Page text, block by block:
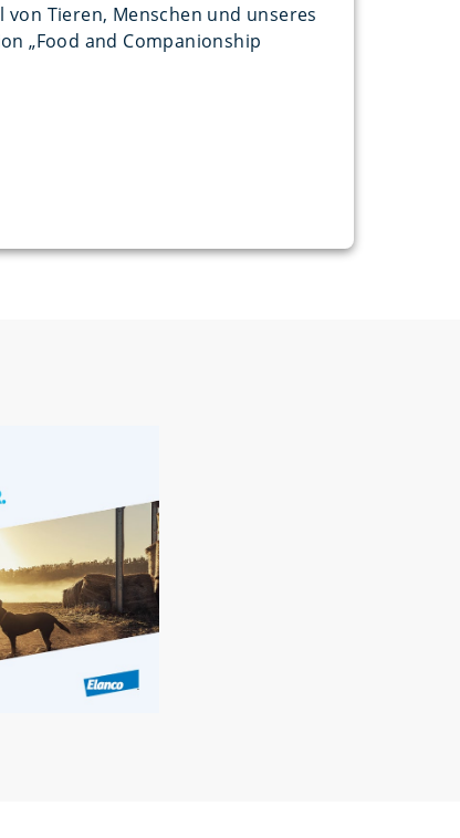
Tieren, Menschen und unseres
„Food and Companionship